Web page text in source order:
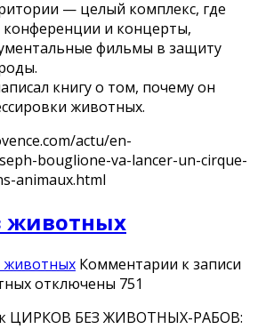
— целый комплекс, где
и концерты,
фильмы в защиту
книгу о том, почему он
животных.
actu/en-
bouglione-va-lancer-un-cirque-
animaux.html
животных
животных Комментарии к записи
отключены 751
ЦИРКОВ БЕЗ ЖИВОТНЫХ-РАБОВ: